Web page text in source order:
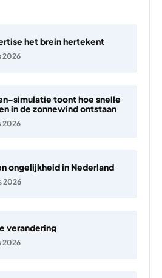
het brein hertekent
2026
simulatie toont hoe snelle
in de zonnewind ontstaan
2026
ongelijkheid in Nederland
2026
verandering
2026